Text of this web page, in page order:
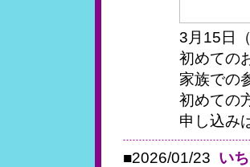
3月15日
初めての
家族での
初めての
申し込み
■2026/01/23 い